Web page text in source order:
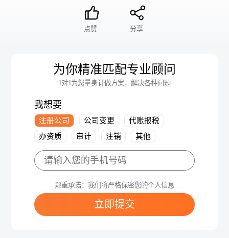
点赞 分享
为你精准匹配专业顾问
1对1为您量身订做方案，解决各种问题
我想要
注册公司 公司变更
代账报税
办资质
审计 注销 其他
郑重承诺：我们将严格保密您的个人信息
立即提交